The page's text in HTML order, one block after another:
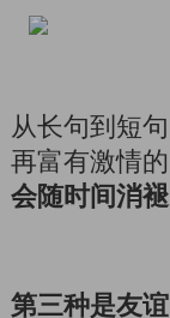
从长句到短
再富有激情
会随时间消
第三种是友